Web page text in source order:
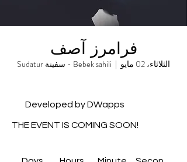
فرامرز آصف
الثلاثاء، 02 مايو
  |
Bebek sahili - سفينة Sudatur
THE EVENT IS COMING SOON!
Developed by DWapps